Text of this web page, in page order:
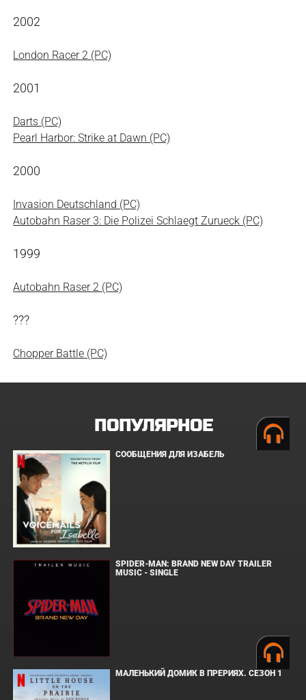
2002
London Racer 2 (PC)
2001
Darts (PC)
Pearl Harbor: Strike at Dawn (PC)
2000
Invasion Deutschland (PC)
Autobahn Raser 3: Die Polizei Schlaegt Zurueck (PC)
1999
Autobahn Raser 2 (PC)
???
Chopper Battle (PC)
ПОПУЛЯРНОЕ
СООБЩЕНИЯ ДЛЯ ИЗАБЕЛЬ
SPIDER-MAN: BRAND NEW DAY TRAILER
MUSIC - SINGLE
МАЛЕНЬКИЙ ДОМИК В ПРЕРИЯХ. СЕЗОН 1